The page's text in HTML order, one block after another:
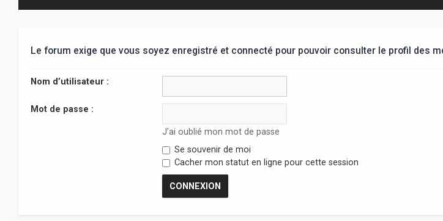
Le forum exige que vous soyez enregistré et connecté pour pouvoir consulter le profil des
Nom d’utilisateur :
Mot de passe :
J’ai oublié mon mot de passe
Se souvenir de moi
Cacher mon statut en ligne pour cette session